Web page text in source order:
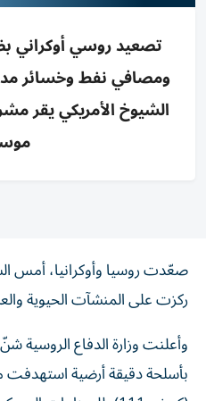
تصعيد روسي
ومصافي نفط وخسائر
الشيوخ الأمريكي يقر
صعّدت روسيا وأوكرانيا، أمس
ركزت على المنشآت الحيوية
وأعلنت وزارة الدفاع الروسية
بأسلحة دقيقة أرضية استهدفت